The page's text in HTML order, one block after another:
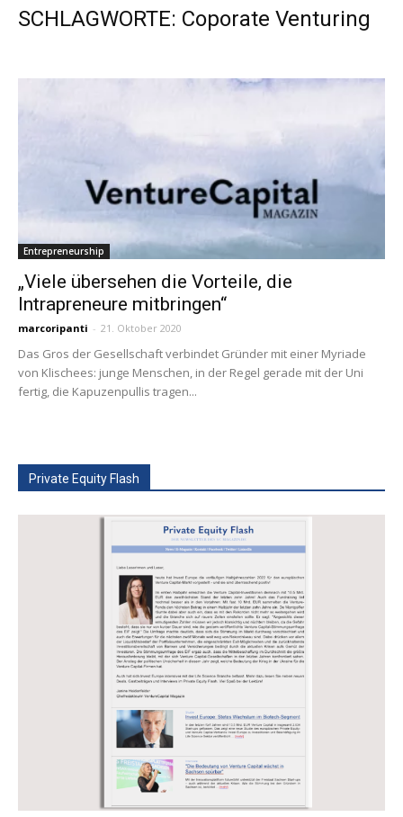
SCHLAGWORTE: Coporate Venturing
Entrepreneurship
„Viele übersehen die Vorteile, die
Intrapreneure mitbringen“
marcoripanti - 21. Oktober 2020
Das Gros der Gesellschaft verbindet Gründer mit einer Myriade
von Klischees: junge Menschen, in der Regel gerade mit der Uni
fertig, die Kapuzenpullis tragen...
Private Equity Flash